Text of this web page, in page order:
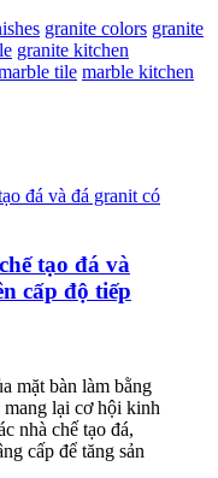
granite colors granite
granite kitchen
tile marble kitchen
tạo đá và
cấp độ tiếp
mặt bàn làm bằng
mang lại cơ hội kinh
nhà chế tạo đá,
cấp để tăng sản